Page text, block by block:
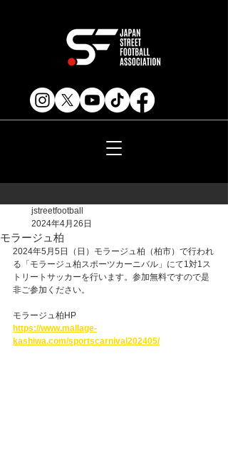
モラージュ柏
jstreetfootball
2024年4月26日
2024年5月5日（日）モラージュ柏（柏市）で行われ
る「モラージュ柏スポーツカーニバル」にて1対1ス
トリートサッカーを行います。参加無料ですので是
非ご参加ください。
モラージュ柏HP
https://www.mallage-
kashiwa.com/sportscarnival202405/